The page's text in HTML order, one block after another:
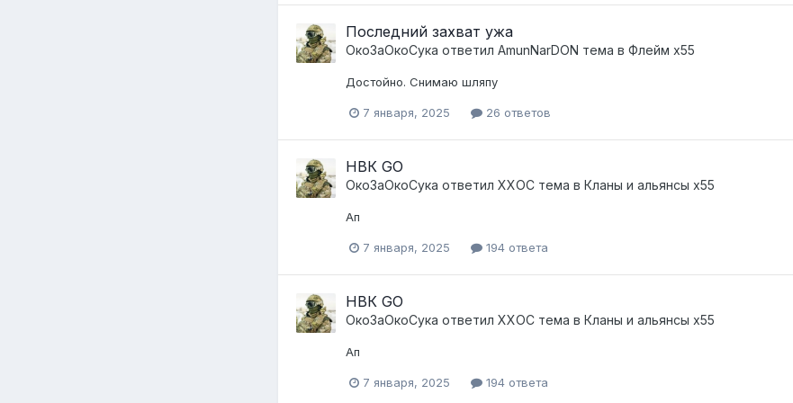
Последний захват ужа
ОкоЗаОкоСука ответил AmunNarDON тема в Флейм x55
Достойно. Снимаю шляпу
7 января, 2025 26 ответов
НВК GO
ОкоЗаОкоСука ответил XXOC тема в Кланы и альянсы x55
Ап
7 января, 2025 194 ответа
НВК GO
ОкоЗаОкоСука ответил XXOC тема в Кланы и альянсы x55
Ап
7 января, 2025 194 ответа